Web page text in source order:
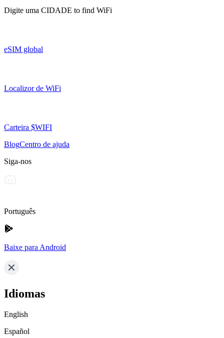
Digite uma CIDADE to find WiFi
eSIM global
Localizor de WiFi
Carteira $WIFI
BlogCentro de ajuda
Siga-nos
Português
Baixe para Android
Idiomas
English
Español